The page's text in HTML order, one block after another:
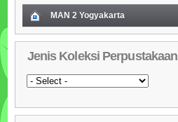
MAN 2 Yogyakarta
02 Daftar Koleksi Baru (Tgl.Input)
03 Daftar Koleksi (Pengarang)
04 Daftar Koleksi (Judul)
Jenis Koleksi Perpustakaan